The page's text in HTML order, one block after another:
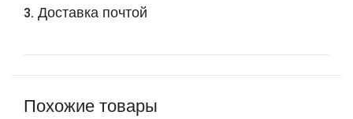
3. Доставка почтой
Похожие товары